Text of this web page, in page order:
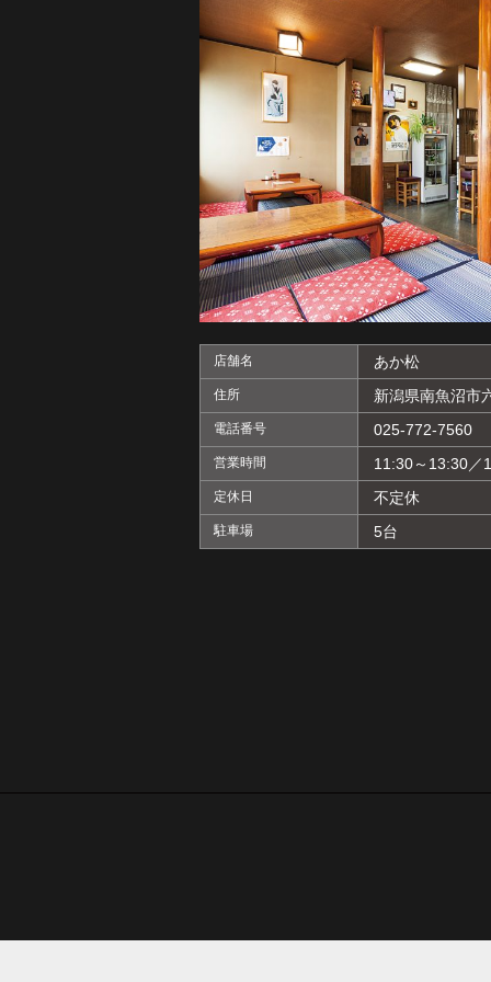
店舗名 あか松
住所 新潟県南魚沼市
電話番号 025-772-7560
営業時間 11:30～13:30／
定休日 不定休
駐車場 5台